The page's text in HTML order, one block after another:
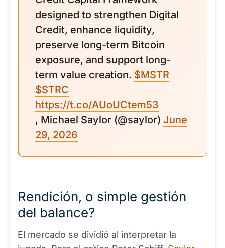
designed to strengthen Digital
Credit, enhance liquidity,
preserve long-term Bitcoin
exposure, and support long-
term value creation. $MSTR
$STRC
https://t.co/AUoUCtem53
, Michael Saylor (@saylor) June
29, 2026
Rendición, o simple gestión
del balance?
El mercado se dividió al interpretar la